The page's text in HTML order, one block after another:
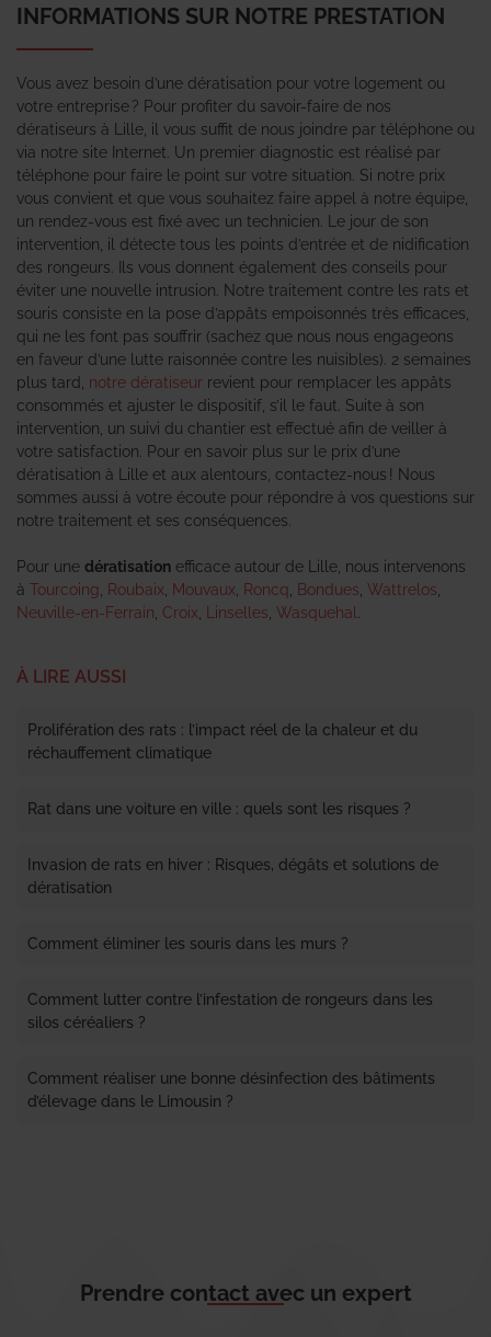
INFORMATIONS SUR NOTRE PRESTATION
Vous avez besoin d’une dératisation pour votre logement ou
votre entreprise ? Pour profiter du savoir-faire de nos
dératiseurs à Lille, il vous suffit de nous joindre par téléphone ou
via notre site Internet. Un premier diagnostic est réalisé par
téléphone pour faire le point sur votre situation. Si notre prix
vous convient et que vous souhaitez faire appel à notre équipe,
un rendez-vous est fixé avec un technicien. Le jour de son
intervention, il détecte tous les points d’entrée et de nidification
des rongeurs. Ils vous donnent également des conseils pour
éviter une nouvelle intrusion. Notre traitement contre les rats et
souris consiste en la pose d’appâts empoisonnés très efficaces,
qui ne les font pas souffrir (sachez que nous nous engageons
en faveur d’une lutte raisonnée contre les nuisibles). 2 semaines
plus tard, notre dératiseur revient pour remplacer les appâts
consommés et ajuster le dispositif, s’il le faut. Suite à son
intervention, un suivi du chantier est effectué afin de veiller à
votre satisfaction. Pour en savoir plus sur le prix d’une
dératisation à Lille et aux alentours, contactez-nous ! Nous
sommes aussi à votre écoute pour répondre à vos questions sur
notre traitement et ses conséquences.
Pour une dératisation efficace autour de Lille, nous intervenons
à Tourcoing Roubaix Mouvaux Roncq Bondues Wattrelos
Neuville-en-Ferrain Croix Linselles Wasquehal
À LIRE AUSSI
Prolifération des rats : l’impact réel de la chaleur et du
réchauffement climatique
Rat dans une voiture en ville : quels sont les risques ?
Invasion de rats en hiver : Risques, dégâts et solutions de
dératisation
Comment éliminer les souris dans les murs ?
Comment lutter contre l’infestation de rongeurs dans les
silos céréaliers ?
Comment réaliser une bonne désinfection des bâtiments
d’élevage dans le Limousin ?
Prendre contact avec un expert